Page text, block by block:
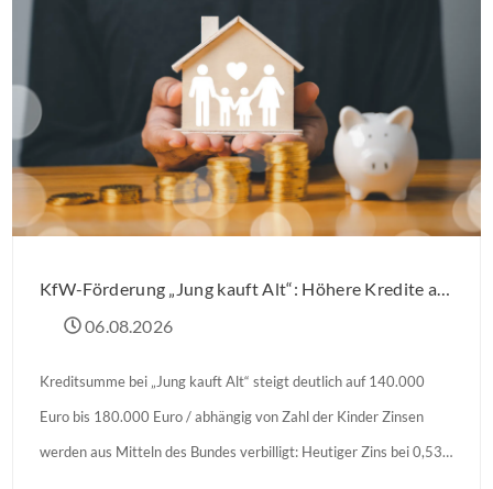
06.08.2026
Kreditsumme bei „Jung kauft Alt“ steigt deutlich auf 140.000
Euro bis 180.000 Euro / abhängig von Zahl der Kinder Zinsen
werden aus Mitteln des Bundes verbilligt: Heutiger Zins bei 0,53